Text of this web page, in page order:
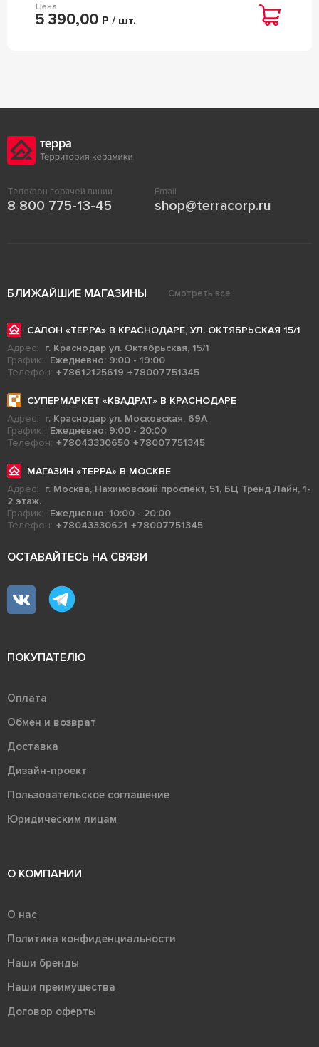
Цена
5 390,00 Р / шт.
Телефон горячей линии
8 800 775-13-45
Email
shop@terracorp.ru
БЛИЖАЙШИЕ МАГАЗИНЫ Смотреть все
САЛОН «ТЕРРА» В КРАСНОДАРЕ, УЛ. ОКТЯБРЬСКАЯ 15/1
Адрес:
г. Краснодар ул. Октябрьская, 15/1
График:
Ежедневно: 9:00 - 19:00
Телефон: +78612125619 +78007751345
СУПЕРМАРКЕТ «КВАДРАТ» В КРАСНОДАРЕ
Адрес:
г. Краснодар ул. Московская, 69А
График:
Ежедневно: 9:00 - 20:00
Телефон: +78043330650 +78007751345
МАГАЗИН «ТЕРРА» В МОСКВЕ
Адрес:
г. Москва, Нахимовский проспект, 51, БЦ Тренд Лайн, 1-
2 этаж.
График:
Ежедневно: 10:00 - 20:00
Телефон: +78043330621 +78007751345
ОСТАВАЙТЕСЬ НА СВЯЗИ
ПОКУПАТЕЛЮ
Оплата
Обмен и возврат
Доставка
Дизайн-проект
Пользовательское соглашение
Юридическим лицам
О КОМПАНИИ
О нас
Политика конфиденциальности
Наши бренды
Наши преимущества
Договор оферты